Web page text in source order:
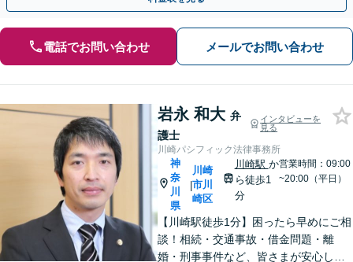
電話でお問い合わせ メールでお問い合わせ
岩永 和大 弁
護士
インタビューを
見る
川崎パシフィック法律事務所
神
奈
川
県
|
川崎
市川
崎区
川崎駅 か
ら徒歩1
分
営業時間：09:00
~20:00（平日）
【川崎駅徒歩1分】困ったら早めにご相
談！相続・交通事故・借金問題・離
婚・刑事事件など、皆さまが安心して